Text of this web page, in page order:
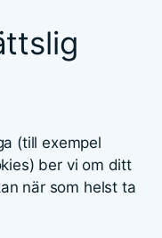
(till exempel
ber vi om ditt
när som helst ta